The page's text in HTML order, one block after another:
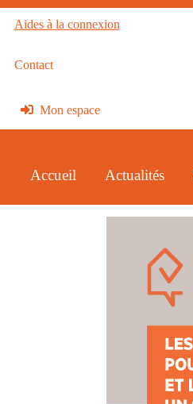
Aides à la connexion
Contact
Mon espace
Accueil Actualités